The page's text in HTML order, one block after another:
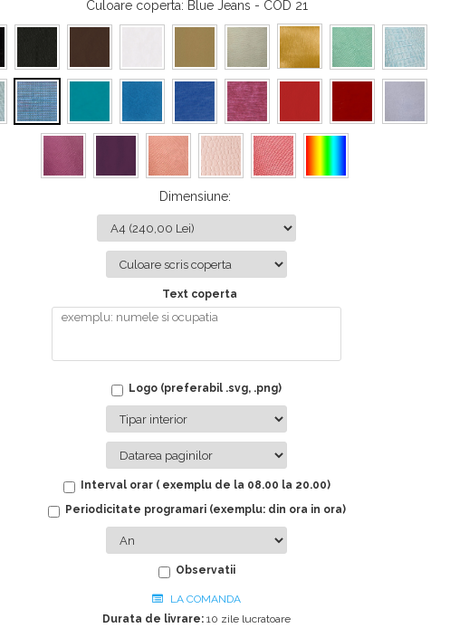
Culoare coperta: Blue Jeans - COD 21
Dimensiune:
Text coperta
Logo (preferabil .svg, .png)
Interval orar ( exemplu de la 08.00 la 20.00)
Periodicitate programari (exemplu: din ora in ora)
Observatii
LA COMANDA
Durata de livrare: 10 zile lucratoare